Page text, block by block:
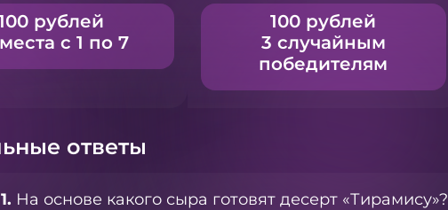
рублей
с 1 по 7
100 рублей
3 случайным
победителям
ответы
На основе какого сыра готовят десерт «Тирамису»?